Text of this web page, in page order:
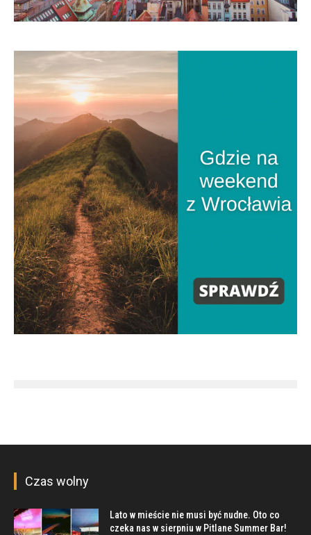
Czas wolny
Lato w mieście nie musi być nudne. Oto co
czeka nas w sierpniu w Pitlane Summer Bar!